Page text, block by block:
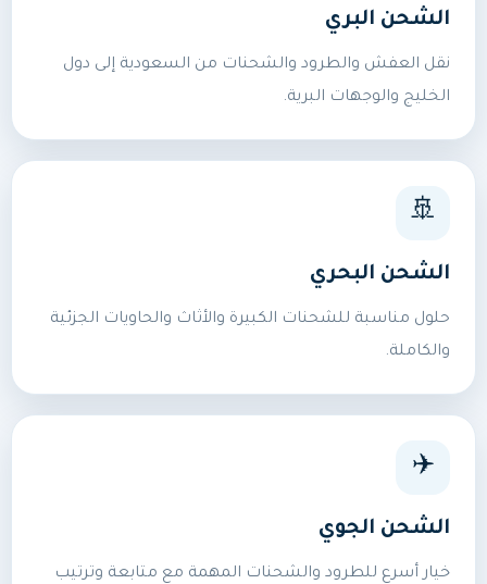
الشحن البري
نقل العفش والطرود والشحنات من السعودية إلى دول
الخليج والوجهات البرية.
🚢
الشحن البحري
حلول مناسبة للشحنات الكبيرة والأثاث والحاويات الجزئية
والكاملة.
✈️
الشحن الجوي
خيار أسرع للطرود والشحنات المهمة مع متابعة وترتيب